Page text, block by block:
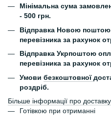
Мінімальна сума
- 500 грн.
Відправка Новою
перевізника за рахунок
Відправка Укрпоштою
перевізника за рахунок
Умови безкоштовної
роздріб.
Більше інформації про доставку
Готівкою при отриманні